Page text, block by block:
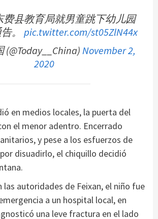
费县教育局就男童跳下幼儿园
。 pic.twitter.com/st05ZlN44x
November 2,
2020
en medios locales, la puerta del
el menor adentro. Encerrado
y pese a los esfuerzos de
disuadirlo, el chiquillo decidió
las autoridades de Feixan, el niño fue
a un hospital local, en
una leve fractura en el lado